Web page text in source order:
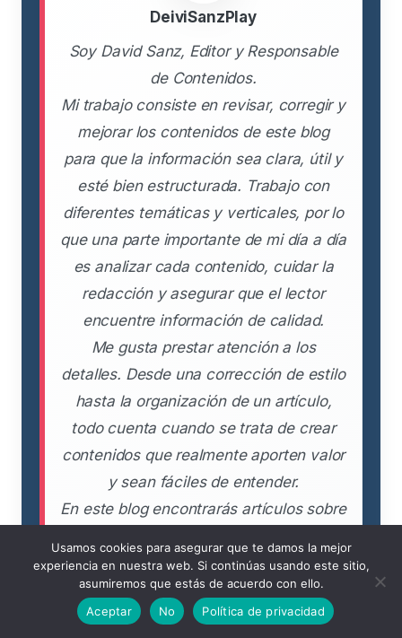
DeiviSanzPlay
Soy David Sanz, Editor y Responsable
de Contenidos.
Mi trabajo consiste en revisar, corregir y
mejorar los contenidos de este blog
para que la información sea clara, útil y
esté bien estructurada. Trabajo con
diferentes temáticas y verticales, por lo
que una parte importante de mi día a día
es analizar cada contenido, cuidar la
redacción y asegurar que el lector
encuentre información de calidad.
Me gusta prestar atención a los
detalles. Desde una corrección de estilo
hasta la organización de un artículo,
todo cuenta cuando se trata de crear
contenidos que realmente aporten valor
y sean fáciles de entender.
En este blog encontrarás artículos sobre
responsabilidad es cuidar y supervisar
cada contenido para que mantenga
unos estándares de calidad y ofrezca
Usamos cookies para asegurar que te damos la mejor
experiencia en nuestra web. Si continúas usando este sitio,
asumiremos que estás de acuerdo con ello.
Aceptar
No Política de privacidad